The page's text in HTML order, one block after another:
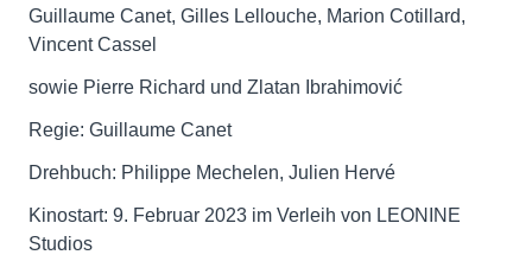
Guillaume Canet, Gilles Lellouche, Marion Cotillard,
Vincent Cassel
sowie Pierre Richard und Zlatan Ibrahimović
Regie: Guillaume Canet
Drehbuch: Philippe Mechelen, Julien Hervé
Kinostart: 9. Februar 2023 im Verleih von LEONINE
Studios